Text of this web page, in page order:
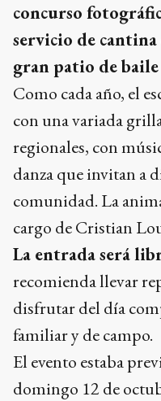
concurso
servicio de
gran patio de
Como cada año, el
con una variada
regionales, con
danza que invitan a
comunidad. La
cargo de Cristian
La entrada será
recomienda llevar
disfrutar del día
familiar y de campo.
El evento estaba
domingo 12 de